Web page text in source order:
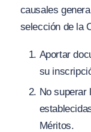
causales
selección de la
Aportar
su
No superar
Méritos.